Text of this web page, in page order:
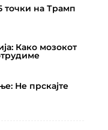
точки на Трамп
Како мозокот
Не прскајте